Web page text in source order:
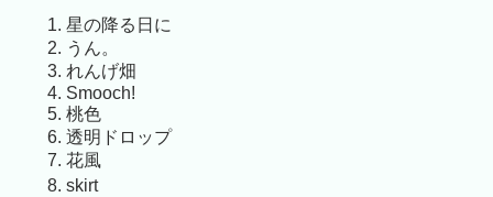
星の降る日に
うん。
れんげ畑
Smooch!
桃色
透明ドロップ
花風
skirt